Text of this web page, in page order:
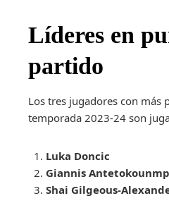
Líderes en
partido
Los tres jugadores con más
temporada 2023-24 son
Luka Doncic
Giannis
Shai Gilgeous-